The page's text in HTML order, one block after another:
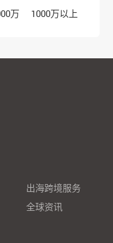
万 1000万以上
出海跨境服务
全球资讯